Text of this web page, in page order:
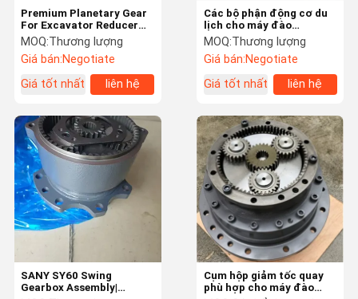
Nhà Video Về Chúng Tôi
Các bộ phận động cơ du
lịch cho máy đào
CAT120B / E120B ️ Piston,
Cylinder Block & Valve
Plate
MOQ:Thương lượng
Giá bán:Negotiate
Giá tốt nhất
liên hệ
Premium Planetary Gear
For Excavator Reducer
Assembly – OEM
Standard Quality
MOQ:Thương lượng
Giá bán:Negotiate
Giá tốt nhất
liên hệ
Cụm hộp giảm tốc quay
phù hợp cho máy đào
SANY SY60 Swing
Gearbox Assembly|